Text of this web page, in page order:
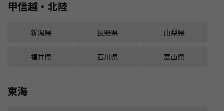
甲信越・北陸
新潟県 長野県 山梨県
福井県 石川県 富山県
東海